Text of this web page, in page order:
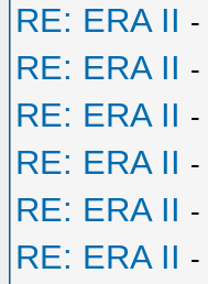
RE: ERA II -
RE: ERA II -
RE: ERA II -
RE: ERA II -
RE: ERA II -
RE: ERA II -